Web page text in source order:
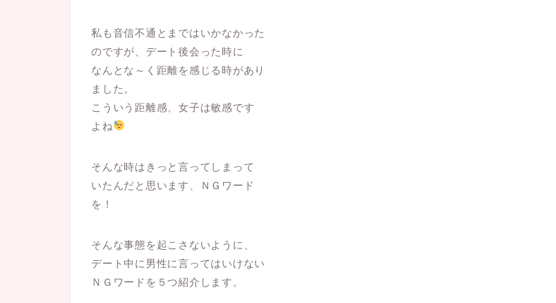
私も音信不通とまではいかなかった
のですが、デート後会った時に
なんとな～く距離を感じる時があり
ました。
こういう距離感、女子は敏感です
よね
そんな時はきっと言ってしまって
いたんだと思います、ＮＧワード
を！
そんな事態を起こさないように、
デート中に男性に言ってはいけない
ＮＧワードを５つ紹介します。